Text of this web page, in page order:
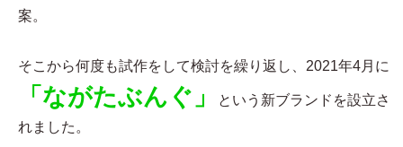
案。
そこから何度も試作をして検討を繰り返し、2021年4月に
「ながたぶんぐ」
という新ブランドを設立さ
れました。